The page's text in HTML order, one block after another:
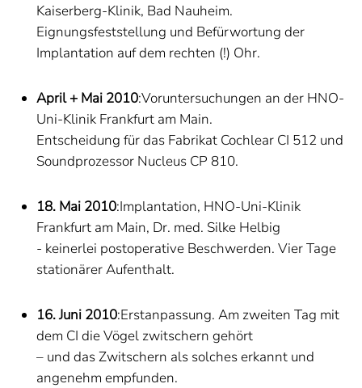
Kaiserberg-Klinik, Bad Nauheim.
Eignungsfeststellung und Befürwortung der
Implantation auf dem rechten (!) Ohr.
April + Mai 2010:Voruntersuchungen an der HNO-
Uni-Klinik Frankfurt am Main.
Entscheidung für das Fabrikat Cochlear CI 512 und
Soundprozessor Nucleus CP 810.
18. Mai 2010:Implantation, HNO-Uni-Klinik
Frankfurt am Main, Dr. med. Silke Helbig
- keinerlei postoperative Beschwerden. Vier Tage
stationärer Aufenthalt.
16. Juni 2010:Erstanpassung. Am zweiten Tag mit
dem CI die Vögel zwitschern gehört
– und das Zwitschern als solches erkannt und
angenehm empfunden.